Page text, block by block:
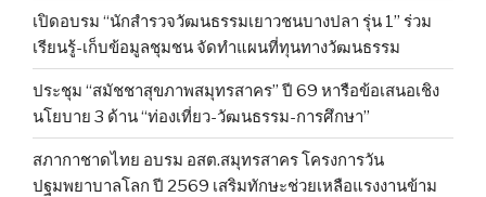
เปิดอบรม “นักสำรวจวัฒนธรรมเยาวชนบางปลา รุ่น 1” ร่วม
เรียนรู้-เก็บข้อมูลชุมชน จัดทำแผนที่ทุนทางวัฒนธรรม
ประชุม “สมัชชาสุขภาพสมุทรสาคร” ปี 69 หารือข้อเสนอเชิง
นโยบาย 3 ด้าน “ท่องเที่ยว-วัฒนธรรม-การศึกษา”
สภากาชาดไทย อบรม อสต.สมุทรสาคร โครงการวัน
ปฐมพยาบาลโลก ปี 2569 เสริมทักษะช่วยเหลือแรงงานข้าม